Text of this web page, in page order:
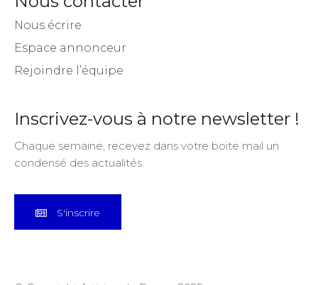
Nous écrire
Espace annonceur
Rejoindre l’équipe
Inscrivez-vous à notre newsletter !
Chaque semaine, recevez dans votre boite mail un
condensé des actualités.
S'inscrire